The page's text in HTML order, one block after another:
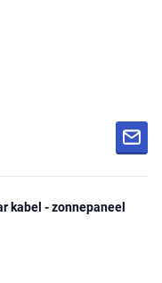
kabel - zonnepaneel